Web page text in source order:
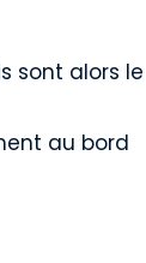
sont alors le
au bord